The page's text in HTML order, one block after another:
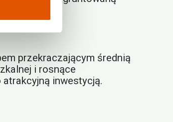
przekraczającym średnią
i rosnące
atrakcyjną inwestycją.